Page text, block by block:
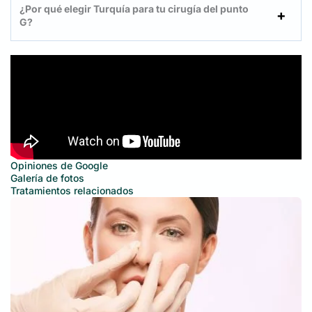
¿Por qué elegir Turquía para tu cirugía del punto
G?
Opiniones de Google
Galería de fotos
Tratamientos relacionados